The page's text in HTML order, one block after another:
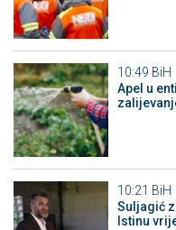
10:49 BiH
Apel u
10:21 BiH
Suljagić
Istinu